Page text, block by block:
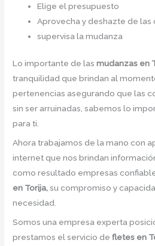
Elige el presupuesto
Aprovecha y deshazte de las
supervisa la mudanza
Lo importante de lasmudanzas en
tranquilidad que brindan al
pertenencias asegurando que las
sin ser arruinadas, sabemos lo
para ti.
Ahora trabajamos de la mano con
internet que nos brindan
como resultado empresas
en Torija,su compromiso y
necesidad.
Somos una empresa experta
prestamos el servicio defletes en